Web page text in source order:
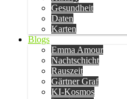
Gesundheit
Daten
Karten
Blogs
Emma Amour
Nachtschicht
Rauszeit
Gärtner Graf
KI-Kosmos